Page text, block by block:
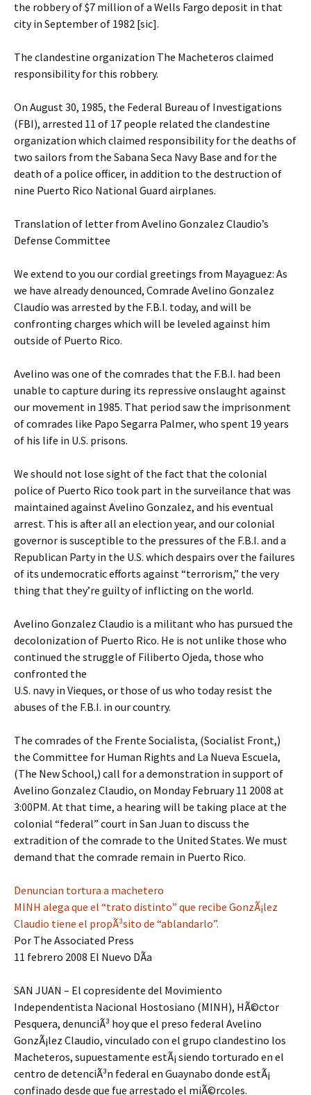
the robbery of $7 million of a Wells Fargo deposit in that
city in September of 1982 [sic].
The clandestine organization The Macheteros claimed
responsibility for this robbery.
On August 30, 1985, the Federal Bureau of Investigations
(FBI), arrested 11 of 17 people related the clandestine
organization which claimed responsibility for the deaths of
two sailors from the Sabana Seca Navy Base and for the
death of a police officer, in addition to the destruction of
nine Puerto Rico National Guard airplanes.
Translation of letter from Avelino Gonzalez Claudio’s
Defense Committee
We extend to you our cordial greetings from Mayaguez: As
we have already denounced, Comrade Avelino Gonzalez
Claudio was arrested by the F.B.I. today, and will be
confronting charges which will be leveled against him
outside of Puerto Rico.
Avelino was one of the comrades that the F.B.I. had been
unable to capture during its repressive onslaught against
our movement in 1985. That period saw the imprisonment
of comrades like Papo Segarra Palmer, who spent 19 years
of his life in U.S. prisons.
We should not lose sight of the fact that the colonial
police of Puerto Rico took part in the surveilance that was
maintained against Avelino Gonzalez, and his eventual
arrest. This is after all an election year, and our colonial
governor is susceptible to the pressures of the F.B.I. and a
Republican Party in the U.S. which despairs over the failures
of its undemocratic efforts against “terrorism,” the very
thing that they’re guilty of inflicting on the world.
Avelino Gonzalez Claudio is a militant who has pursued the
decolonization of Puerto Rico. He is not unlike those who
continued the struggle of Filiberto Ojeda, those who
confronted the
U.S. navy in Vieques, or those of us who today resist the
abuses of the F.B.I. in our country.
The comrades of the Frente Socialista, (Socialist Front,)
the Committee for Human Rights and La Nueva Escuela,
(The New School,) call for a demonstration in support of
Avelino Gonzalez Claudio, on Monday February 11 2008 at
3:00PM. At that time, a hearing will be taking place at the
colonial “federal” court in San Juan to discuss the
extradition of the comrade to the United States. We must
demand that the comrade remain in Puerto Rico.
Denuncian tortura a machetero
MINH alega que el “trato distinto” que recibe GonzÃ¡lez
Claudio tiene el propÃ³sito de “ablandarlo”.
Por The Associated Press
11 febrero 2008 El Nuevo DÃ­a
SAN JUAN – El copresidente del Movimiento
Independentista Nacional Hostosiano (MINH), HÃ©ctor
Pesquera, denunciÃ³ hoy que el preso federal Avelino
GonzÃ¡lez Claudio, vinculado con el grupo clandestino los
Macheteros, supuestamente estÃ¡ siendo torturado en el
centro de detenciÃ³n federal en Guaynabo donde estÃ¡
confinado desde que fue arrestado el miÃ©rcoles.